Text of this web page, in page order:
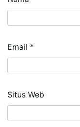
Email *
Situs Web